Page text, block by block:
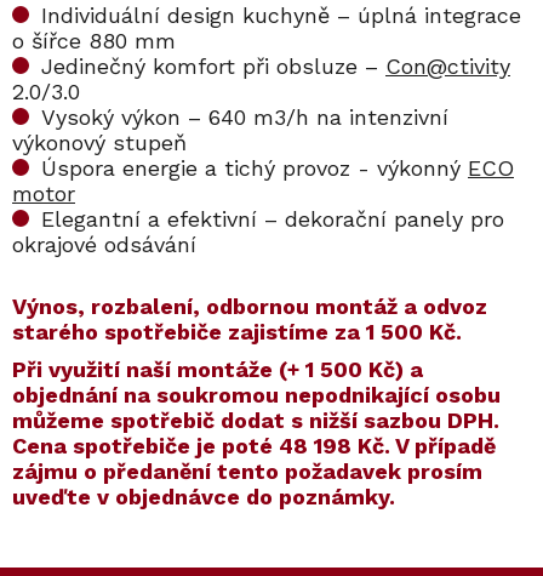
Individuální design kuchyně – úplná integrace
o šířce 880 mm
Jedinečný komfort při obsluze – Con@ctivity
2.0/3.0
Vysoký výkon – 640 m3/h na intenzivní
výkonový stupeň
Úspora energie a tichý provoz - výkonný ECO
motor
Elegantní a efektivní – dekorační panely pro
okrajové odsávání
Výnos, rozbalení, odbornou montáž a odvoz
starého spotřebiče zajistíme za 1 500 Kč.
​​Při využití naší montáže (+ 1 500 Kč) a
objednání na soukromou nepodnikající osobu
můžeme spotřebič dodat s nižší sazbou DPH.
Cena spotřebiče je poté 48 198 Kč. V případě
zájmu o předanění tento požadavek prosím
uveďte v objednávce do poznámky.